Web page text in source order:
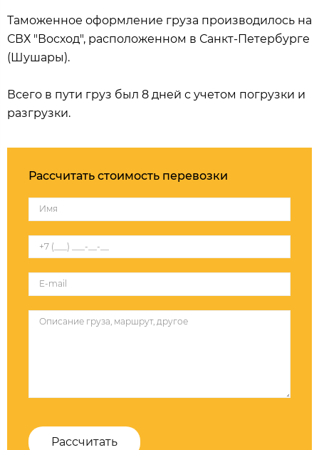
Таможенное оформление груза производилось на
СВХ "Восход", расположенном в Санкт-Петербурге
(Шушары).
Всего в пути груз был 8 дней с учетом погрузки и
разгрузки.
Рассчитать стоимость перевозки
Рассчитать